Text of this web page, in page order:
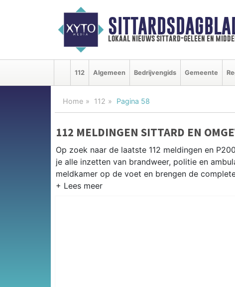
lokaal nieuws sittard-geleen en
112 Algemeen Bedrijvengids Gemeente
Home 112 Pagina 58
112 MELDINGEN SITTARD EN
Op zoek naar de laatste 112 meldingen en
je alle inzetten van brandweer, politie en
meldkamer op de voet en brengen de
Van incidenten op de A2 en de N294 tot
de Chemelot-industrie — onze redactie brengt